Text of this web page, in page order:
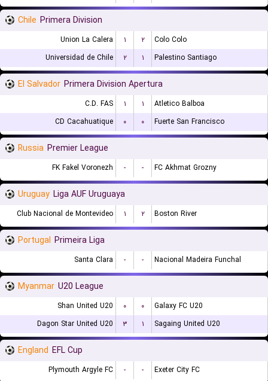
Chile Primera Division
Union La Calera ۱ ۲
Colo Colo
Universidad de Chile
۲ ۱ Palestino Santiago
El Salvador Primera Division Apertura
C.D. FAS ۱ ۱
Atletico Balboa
CD Cacahuatique
۰ ۰ Fuerte San Francisco
Russia Premier League
FK Fakel Voronezh - - FC Akhmat Grozny
Uruguay Liga AUF Uruguaya
Club Nacional de Montevideo ۱ ۲ Boston River
Portugal Primeira Liga
Santa Clara - - Nacional Madeira Funchal
Myanmar U20 League
Shan United U20 ۰ ۰
Galaxy FC U20
Dagon Star United U20
۳ ۱ Sagaing United U20
England EFL Cup
Plymouth Argyle FC - - Exeter City FC